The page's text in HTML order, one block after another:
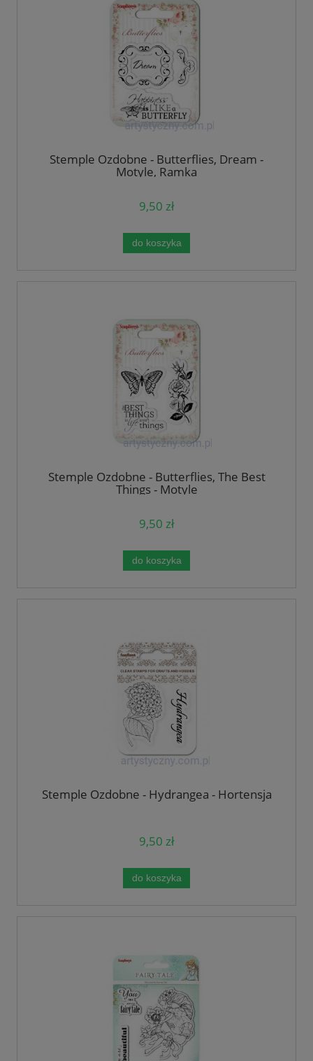
Stemple Ozdobne - Butterflies, Dream -
Motyle, Ramka
9,50 zł
do koszyka
Stemple Ozdobne - Butterflies, The Best
Things - Motyle
9,50 zł
do koszyka
Stemple Ozdobne - Hydrangea - Hortensja
9,50 zł
do koszyka